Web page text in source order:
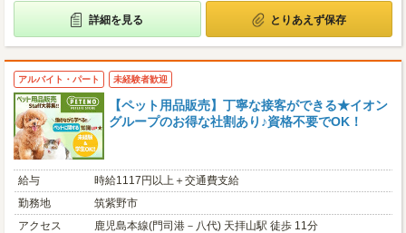
詳細を見る とりあえず保存
アルバイト・パート 未経験者歓迎
【ペット用品販売】丁寧な接客ができる★イオン
グループのお得な社割あり♪資格不要でOK！
給与
時給1117円以上＋交通費支給
勤務地
筑紫野市
アクセス
鹿児島本線(門司港－八代) 天拝山駅 徒歩 11分